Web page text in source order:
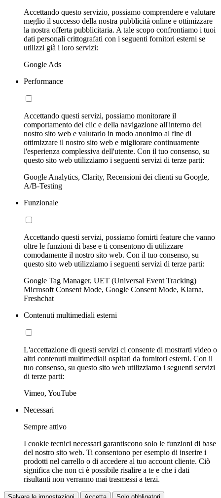
Accettando questo servizio, possiamo comprendere e valutare
meglio il successo della nostra pubblicità online e ottimizzare
la nostra offerta pubblicitaria. A tale scopo confrontiamo i tuoi
dati personali crittografati con i seguenti fornitori esterni se
utilizzi già i loro servizi:
Google Ads
Performance
Accettando questi servizi, possiamo monitorare il
comportamento dei clic e della navigazione all'interno del
nostro sito web e valutarlo in modo anonimo al fine di
ottimizzare il nostro sito web e migliorare continuamente
l'esperienza complessiva dell'utente. Con il tuo consenso, su
questo sito web utilizziamo i seguenti servizi di terze parti:
Google Analytics, Clarity, Recensioni dei clienti su Google,
A/B-Testing
Funzionale
Accettando questi servizi, possiamo fornirti feature che vanno
oltre le funzioni di base e ti consentono di utilizzare
comodamente il nostro sito web. Con il tuo consenso, su
questo sito web utilizziamo i seguenti servizi di terze parti:
Google Tag Manager, UET (Universal Event Tracking)
Microsoft Consent Mode, Google Consent Mode, Klarna,
Freshchat
Contenuti multimediali esterni
L'accettazione di questi servizi ci consente di mostrarti video o
altri contenuti multimediali ospitati da fornitori esterni. Con il
tuo consenso, su questo sito web utilizziamo i seguenti servizi
di terze parti:
Vimeo, YouTube
Necessari
Sempre attivo
I cookie tecnici necessari garantiscono solo le funzioni di base
del nostro sito web. Ti consentono per esempio di inserire i
prodotti nel carrello o di accedere al tuo account cliente. Ciò
significa che non ci è possibile risalire a te e che i dati
risultanti non verranno mai trasmessi a terzi.